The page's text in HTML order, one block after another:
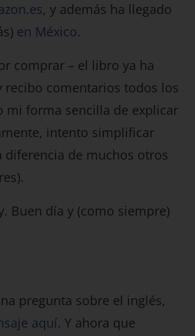
, y además ha llegado
en México.
comprar – el libro ya ha
recibo comentarios todos los
mi forma sencilla de explicar
intento simplificar
diferencia de muchos otros
Buen día y (como siempre)
pregunta sobre el inglés,
aquí. Y ahora que